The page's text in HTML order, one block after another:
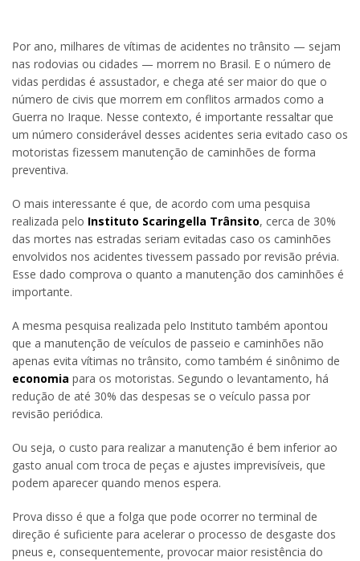
Por ano, milhares de vítimas de acidentes no trânsito — sejam
nas rodovias ou cidades — morrem no Brasil. E o número de
vidas perdidas é assustador, e chega até ser maior do que o
número de civis que morrem em conflitos armados como a
Guerra no Iraque. Nesse contexto, é importante ressaltar que
um número considerável desses acidentes seria evitado caso os
motoristas fizessem manutenção de caminhões de forma
preventiva.
O mais interessante é que, de acordo com uma pesquisa
realizada pelo Instituto Scaringella Trânsito, cerca de 30%
das mortes nas estradas seriam evitadas caso os caminhões
envolvidos nos acidentes tivessem passado por revisão prévia.
Esse dado comprova o quanto a manutenção dos caminhões é
importante.
A mesma pesquisa realizada pelo Instituto também apontou
que a manutenção de veículos de passeio e caminhões não
apenas evita vítimas no trânsito, como também é sinônimo de
economia para os motoristas. Segundo o levantamento, há
redução de até 30% das despesas se o veículo passa por
revisão periódica.
Ou seja, o custo para realizar a manutenção é bem inferior ao
gasto anual com troca de peças e ajustes imprevisíveis, que
podem aparecer quando menos espera.
Prova disso é que a folga que pode ocorrer no terminal de
direção é suficiente para acelerar o processo de desgaste dos
pneus e, consequentemente, provocar maior resistência do